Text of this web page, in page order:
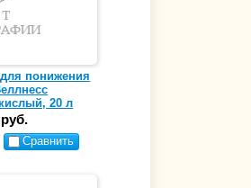
понижения
20 л
Сравнить